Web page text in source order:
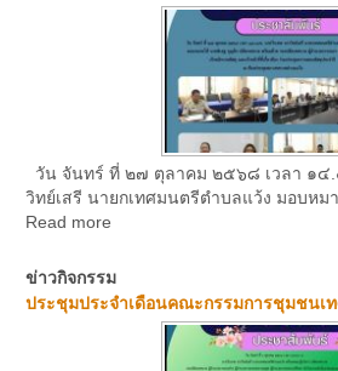
วัน จันทร์ ที่ ๒๗ ตุลาคม ๒๕๖๘ เวลา ๑๔.
วิทย์เสรี นายกเทศมนตรีตำบลแว้ง มอบหมา
Read more
ข่าวกิจกรรม
ประชุมประจำเดือนคณะกรรมการชุมชนเ